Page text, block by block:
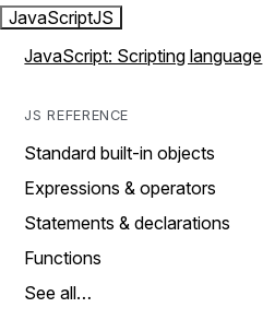
JavaScriptJS
JavaScript: Scripting language
JS REFERENCE
Standard built-in objects
Expressions & operators
Statements & declarations
Functions
See all…